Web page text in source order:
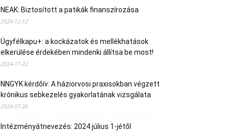
NEAK: Biztosított a patikák finanszírozása
2024-12-12
Ügyfélkapu+: a kockázatok és mellékhatások
elkerülése érdekében mindenki állítsa be most!
2024-11-22
NNGYK kérdőív: A háziorvosi praxisokban végzett
krónikus sebkezelés gyakorlatának vizsgálata
2024-07-26
Intézményátnevezés: 2024 július 1-jétől